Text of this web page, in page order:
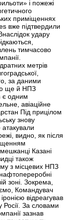
і пожежі
приміщеннях
вже підтвердили
удару
тимчасово
метрів
за даними
ще й НПЗ
є одним
авіаційне
Під прицілом
знову
видно, як після
Казані
також
з місцевих НПЗ
зоні. Зокрема,
Командувач
відреагував
Росії. За словами
зазнав